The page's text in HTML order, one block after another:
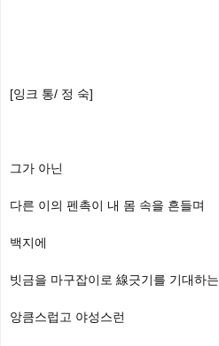
[잉크 통/ 정 숙]
그가 아닌
다른 이의 펜촉이 내 몸 속을 흔들며
백지에
빗금을 마구잡이로 線긋기를 기대하는
앙큼스럽고 야성스런